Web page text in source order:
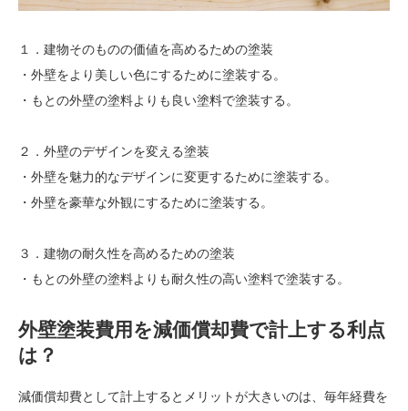
１．建物そのものの価値を高めるための塗装
・外壁をより美しい色にするために塗装する。
・もとの外壁の塗料よりも良い塗料で塗装する。
２．外壁のデザインを変える塗装
・外壁を魅力的なデザインに変更するために塗装する。
・外壁を豪華な外観にするために塗装する。
３．建物の耐久性を高めるための塗装
・もとの外壁の塗料よりも耐久性の高い塗料で塗装する。
外壁塗装費用を減価償却費で計上する利点
は？
減価償却費として計上するとメリットが大きいのは、毎年経費を